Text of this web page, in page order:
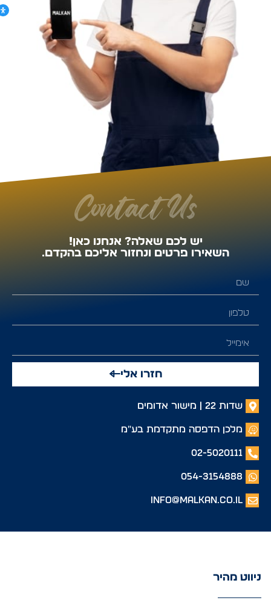
Contact Us
יש לכם שאלה? אנחנו כאן!
השאירו פרטים ונחזור אליכם בהקדם.
חזרו אלי
שדות 22 | מישור אדומים
מלכן הדפסה מתקדמת בע"מ
02-5020111
054-3154888
info@malkan.co.il
ניווט מהיר